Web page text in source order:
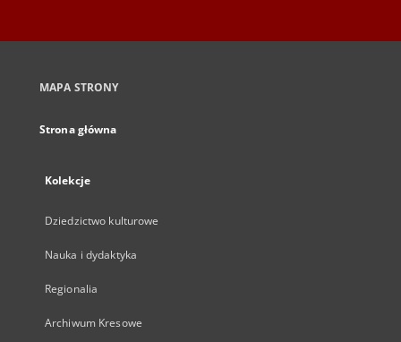
MAPA STRONY
Strona główna
Kolekcje
Dziedzictwo kulturowe
Nauka i dydaktyka
Regionalia
Archiwum Kresowe